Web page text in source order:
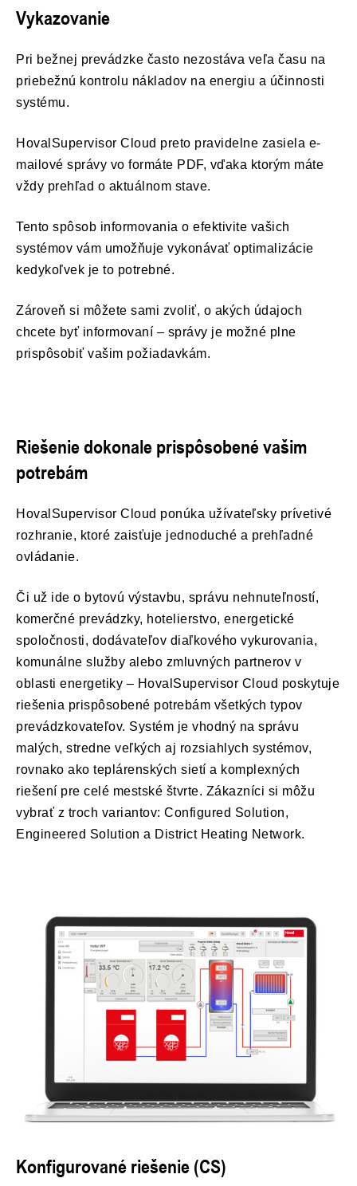
Vykazovanie
Pri bežnej prevádzke často nezostáva veľa času na
priebežnú kontrolu nákladov na energiu a účinnosti
systému.
HovalSupervisor Cloud preto pravidelne zasiela e-
mailové správy vo formáte PDF, vďaka ktorým máte
vždy prehľad o aktuálnom stave.
Tento spôsob informovania o efektivite vašich
systémov vám umožňuje vykonávať optimalizácie
kedykoľvek je to potrebné.
Zároveň si môžete sami zvoliť, o akých údajoch
chcete byť informovaní – správy je možné plne
prispôsobiť vašim požiadavkám.
Riešenie dokonale prispôsobené vašim
potrebám
HovalSupervisor Cloud ponúka užívateľsky prívetivé
rozhranie, ktoré zaisťuje jednoduché a prehľadné
ovládanie.
Či už ide o bytovú výstavbu, správu nehnuteľností,
komerčné prevádzky, hotelierstvo, energetické
spoločnosti, dodávateľov diaľkového vykurovania,
komunálne služby alebo zmluvných partnerov v
oblasti energetiky – HovalSupervisor Cloud poskytuje
riešenia prispôsobené potrebám všetkých typov
prevádzkovateľov. Systém je vhodný na správu
malých, stredne veľkých aj rozsiahlych systémov,
rovnako ako teplárenských sietí a komplexných
riešení pre celé mestské štvrte. Zákazníci si môžu
vybrať z troch variantov: Configured Solution,
Engineered Solution a District Heating Network.
Konfigurované riešenie (CS)